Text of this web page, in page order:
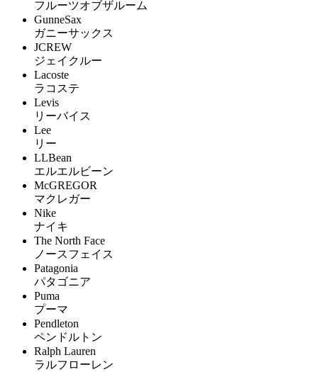
フルーツオブザルーム
GunneSax
ガニーサックス
JCREW
ジェイクルー
Lacoste
ラコステ
Levis
リーバイス
Lee
リー
LLBean
エルエルビーン
McGREGOR
マクレガー
Nike
ナイキ
The North Face
ノースフェイス
Patagonia
パタゴニア
Puma
プーマ
Pendleton
ペンドルトン
Ralph Lauren
ラルフローレン